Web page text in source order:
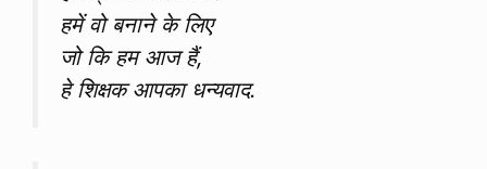
हमें वो बनाने के लिए
जो कि हम आज हैं,
हे शिक्षक आपका धन्यवाद.